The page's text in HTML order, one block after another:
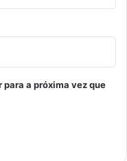
a próxima vez que